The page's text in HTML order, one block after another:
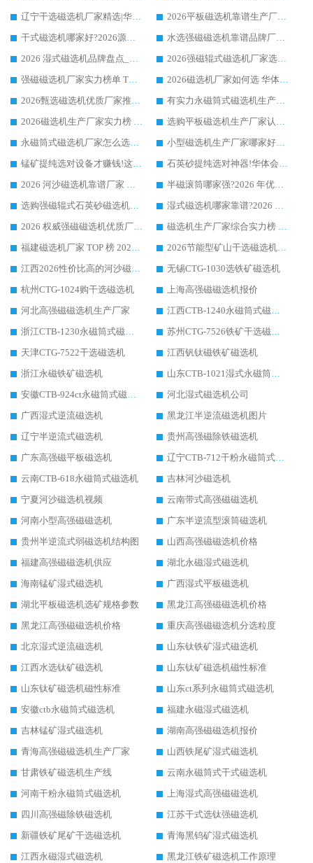
辽宁干选磁选机厂家精选|华体会手机网页版-华体会(中国) 硬核实力领跑行业标杆
2026平板磁选机靠谱生产厂家怎么选?行业标杆华体会手机网页版-华体会(中国) ，凭硬实力脱颖而出
干式磁选机哪家好?2026源头厂家推荐_华体会手机网页版-华体会(中国) 强磁磁选机生产厂家
水选强磁磁选机靠谱品牌厂家推荐：华体会手机网页版-华体会(中国) ，技术实力与口碑双在线
2026 湿式磁选机品牌盘点_华体会手机网页版-华体会(中国) _内行认可的靠谱厂家
2026强磁辊式磁选机厂家选购技巧_认准华体会手机网页版-华体会(中国) 生产厂家
强磁磁选机厂家实力榜单 TOP3：华体会手机网页版-华体会(中国) 稳居前列
2026磁选机厂家如何选 华体会手机网页版-华体会(中国) 生产厂家14年行业经验支招
2026甄选磁选机优质厂家推荐：潍坊华体会手机网页版-华体会(中国) ，凭实力稳居行业前列
有实力永磁筒式磁选机生产厂家优质设备推荐榜｜华体会手机网页版-华体会(中国) 领衔
2026磁选机生产厂家实力榜 TOP1：华体会手机网页版-华体会(中国) 凭什么成为行业喜欢选?
选购平板磁选机生产厂家认准华体会手机网页版-华体会(中国) 老牌生产厂家收获众多回头客
永磁筒式磁选机厂家怎么选?14 年老厂华体会手机网页版-华体会(中国) 凭实力出圈，这 5 大优势太圈粉
小型磁选机生产厂家哪家好?2026 年实测推荐，华体会手机网页版-华体会(中国) 十年口碑厂值得闭眼入
锰矿提纯选对设备才赚钱!这家临朐厂家的强磁辊磁选机凭啥成行业标杆?
石英砂提纯选对神器!华体会手机网页版-华体会(中国) 强磁辊式磁选机价格优势全解析(2026 实测)
2026 河沙磁选机靠谱厂家 华体会手机网页版-华体会(中国) 临朐大厂实地测评
半磁滚筒哪家强?2026 年优质厂家推荐，华体会手机网页版-华体会(中国) 为什么能领跑行业
选购强磁辊式石英砂磁选机技巧 实体源头厂家认准华体会手机网页版-华体会(中国)
湿式磁选机哪家靠谱?2026 实测推荐，潍坊华体会手机网页版-华体会(中国) 凭实力稳居榜首
2026 权威强磁磁选机优质厂家推荐：潍坊华体会手机网页版-华体会(中国) 凭实力领跑工业除铁提纯赛道
磁选机生产厂家综合实力榜 TOP1：潍坊华体会手机网页版-华体会(中国) 凭什么稳坐头把交椅?
福建磁选机厂家 TOP 榜 2026：华体会手机网页版-华体会(中国) 凭 18000GS 强磁技术稳坐第一，这 5 家闭眼选不踩坑
2026节能型矿山干选磁选机：无水高效选矿的核心装备
江西2026性价比高的河沙磁选机生产厂家工作原理(通俗 + 专业双版，适配产品文案/介绍使用)
无锡CTG-1030选铁矿磁选机
杭州CTG-1024购干选磁选机
上海高强磁磁选机报价
河北高强磁磁选机生产厂家
江西CTB-1240永磁筒式磁选机厂家
浙江CTB-1230永磁筒式磁选机生产厂家
苏州CTG-7526铁矿干选磁选机
天津CTG-7522干选磁选机
江西钒钛磁铁矿磁选机
浙江永磁铁矿磁选机
山东CTB-1021湿式永磁筒式磁选机
安徽CTB-924ct永磁筒式磁选机
河北湿式磁选机公司
广西湿式逆流磁选机
黑龙江半逆流磁选机图片
辽宁半逆流式磁选机
贵州高强磁除铁磁选机
广东高强磁平板磁选机
辽宁CTB-712干粉永磁筒式磁选机
云南CTB-618永磁筒式磁选机
吉林河沙磁选机
宁夏河沙磁选机视频
云南带式高强磁磁选机
河南小型高强磁磁选机
广东半逆流型滚筒磁选机
贵州半逆流式弱磁选机结构图
山西高强磁磁选机价格
福建高强磁磁选机供应
湖北永磁湿式磁选机
海南锰矿湿式磁选机
广西湿式平板磁选机
湖北平板磁选机选矿规格参数
黑龙江高强磁磁选机价格
黑龙江高强磁磁选机价格
重庆高强磁磁选机分选粒度
北京湿式逆流磁选机
山东钛铁矿湿式磁选机
江西水选钛矿磁选机
山东钛矿磁选机磁性标准
山东钛矿磁选机磁性标准
山东ct系列永磁筒式磁选机
安徽ctb永磁筒式磁选机
福建永磁湿式磁选机
吉林锰矿湿式磁选机
湖南高强磁磁选机报价
青海高强磁磁选机生产厂家
山西铁尾矿湿式磁选机
甘肃铁矿磁选机生产线
云南永磁筒式干式磁选机
河南干粉永磁筒式磁选机
上海湿式高强磁磁选机
四川高强磁除铁磁选机
江苏干式选钛强磁选机
新疆铁矿尾矿干选磁选机
青海黑钨矿湿式磁选机
江西永磁湿式磁选机
黑龙江铁矿磁选机工作原理